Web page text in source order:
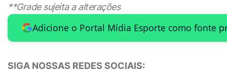
**Grade sujeita a alterações
Adicione o Portal Mídia Esporte como fonte
SIGA NOSSAS REDES SOCIAIS: